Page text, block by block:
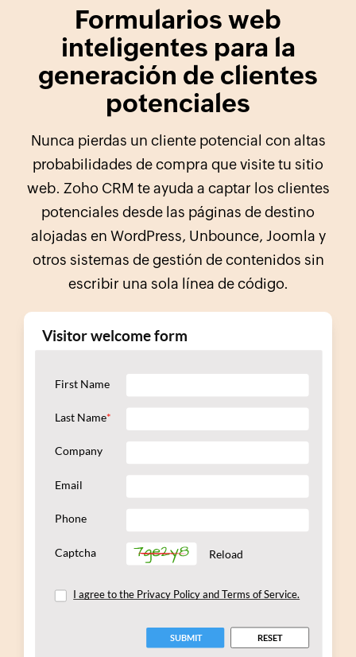
Formularios web
inteligentes para la
generación de clientes
potenciales
Nunca pierdas un cliente potencial con altas
probabilidades de compra que visite tu sitio
web. Zoho CRM te ayuda a captar los clientes
potenciales desde las páginas de destino
alojadas en WordPress, Unbounce, Joomla y
otros sistemas de gestión de contenidos sin
escribir una sola línea de código.